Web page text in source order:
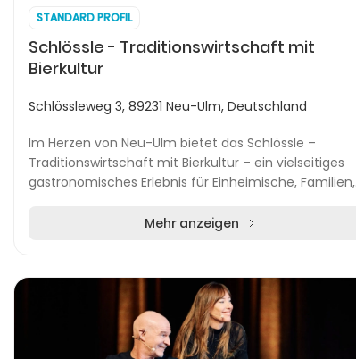
STANDARD PROFIL
Schlössle - Traditionswirtschaft mit
Bierkultur
Schlössleweg 3, 89231 Neu-Ulm, Deutschland
Im Herzen von Neu-Ulm bietet das Schlössle –
Traditionswirtschaft mit Bierkultur – ein vielseitiges
gastronomisches Erlebnis für Einheimische, Familien,
Mehr anzeigen